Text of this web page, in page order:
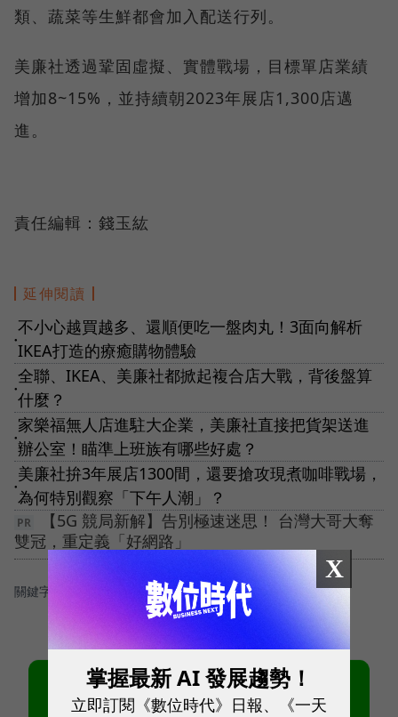
類、蔬菜等生鮮都會加入配送行列。
美廉社透過鞏固虛擬、實體戰場，目標單店業績
增加8~15%，並持續朝2023年展店1,300店邁
進。
責任編輯：錢玉紘
延伸閱讀
●
不小心越買越多、還順便吃一盤肉丸！3面向解析
IKEA打造的療癒購物體驗
●
全聯、IKEA、美廉社都掀起複合店大戰，背後盤算
什麼？
●
家樂福無人店進駐大企業，美廉社直接把貨架送進
辦公室！瞄準上班族有哪些好處？
●
美廉社拚3年展店1300間，還要搶攻現煮咖啡戰場，
為何特別觀察「下午人潮」？
【5G 競局新解】告別極速迷思！ 台灣大哥大奪
雙冠，重定義「好網路」
關鍵字： ＃外送服務
X
掌握最新 AI 發展趨勢！
立即訂閱《數位時代》日報、《一天